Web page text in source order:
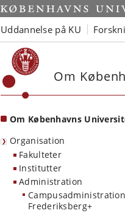
Start
Uddannelse på KU
Om
Om Københavns
Organisation
Fakulteter
Institutter
Administration
Campusadministration
Frederiksberg+